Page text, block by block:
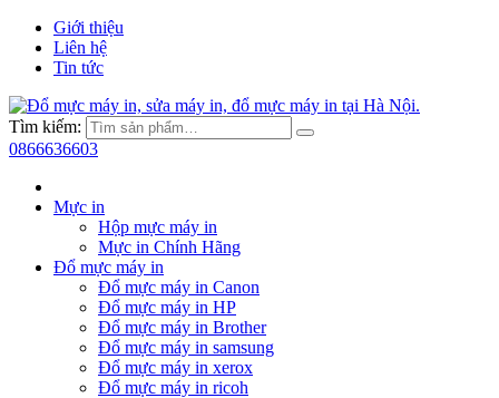
Giới thiệu
Liên hệ
Tin tức
Tìm kiếm:
0866636603
Mực in
Hộp mực máy in
Mực in Chính Hãng
Đổ mực máy in
Đổ mực máy in Canon
Đổ mực máy in HP
Đổ mực máy in Brother
Đổ mực máy in samsung
Đổ mực máy in xerox
Đổ mực máy in ricoh